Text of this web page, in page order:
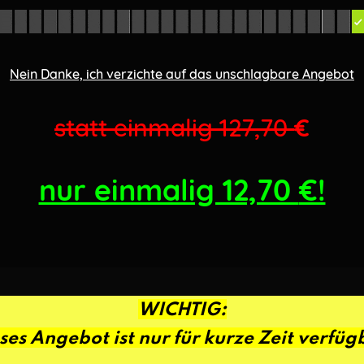
Nein Danke, ich verzichte auf das unschlagbare Angebot
statt einmalig 127,70€
nur einmalig 12,70€!
WICHTIG:
Angebot ist nur für kurze Zeit